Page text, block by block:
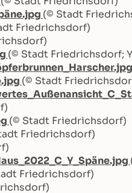
(© Stadt
Friedrichsdorf)
(© Stadt Friedrichsdorf;
(© Stadt
(© Stadt Friedrichsdorf)
Friedrichsdorf)
Friedrichsdorf)